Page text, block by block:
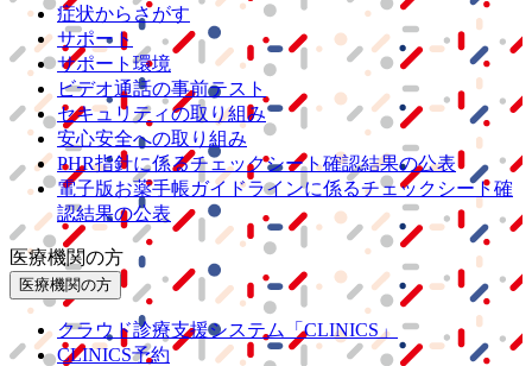
症状からさがす
サポート
サポート環境
ビデオ通話の事前テスト
セキュリティの取り組み
安心安全への取り組み
PHR指針に係るチェックシート確認結果の公表
電子版お薬手帳ガイドラインに係るチェックシート確
認結果の公表
医療機関の方
医療機関の方
クラウド診療支援システム
「CLINICS」
CLINICS予約